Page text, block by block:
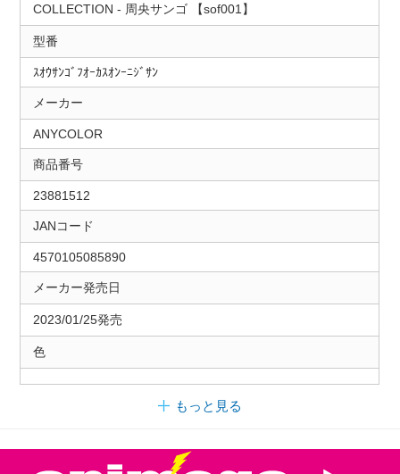
COLLECTION - 周央サンゴ 【sof001】
型番
ｽｵｳｻﾝｺﾞﾌｵｰｶｽｵﾝｰﾆｼﾞｻﾝ
メーカー
ANYCOLOR
商品番号
23881512
JANコード
4570105085890
メーカー発売日
2023/01/25発売
色
もっと見る